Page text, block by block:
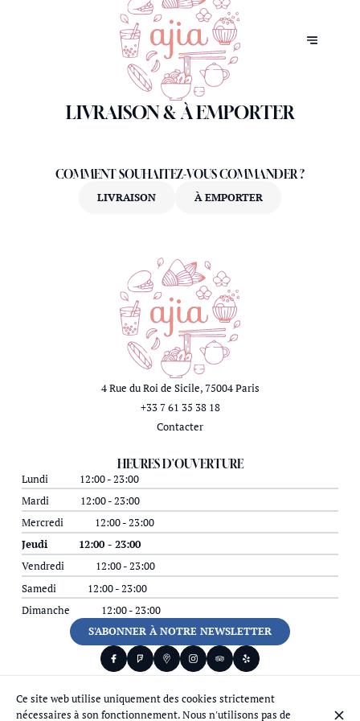
LIVRAISON & À EMPORTER
COMMENT SOUHAITEZ-VOUS COMMANDER ?
LIVRAISON À EMPORTER
4 Rue du Roi de Sicile, 75004 Paris
+33 7 61 35 38 18
Contacter
HEURES D'OUVERTURE
Lundi
12:00 - 23:00
Mardi
12:00 - 23:00
Mercredi
12:00 - 23:00
Jeudi
12:00 - 23:00
Vendredi
12:00 - 23:00
Samedi
12:00 - 23:00
Dimanche
12:00 - 23:00
S'ABONNER À NOTRE NEWSLETTER
Ce site web utilise uniquement des cookies strictement
nécessaires à son fonctionnement. Nous n'utilisons pas de